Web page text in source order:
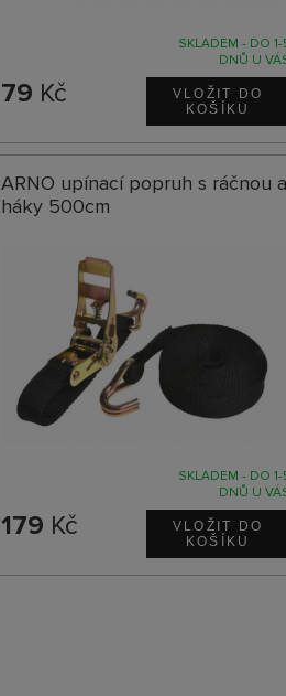
SKLADEM - DO 1-
DNŮ U
79 Kč
ARNO upínací popruh s ráčnou a
háky 500cm
SKLADEM - DO 1-
DNŮ U
179 Kč